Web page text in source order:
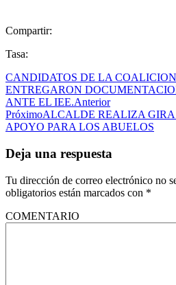
Compartir:
Tasa:
CANDIDATOS DE LA
ENTREGARON
ANTE EL IEE.Anterior
PróximoALCALDE REALIZA GIRA
APOYO PARA LOS ABUELOS
Deja una respuesta
Tu dirección de correo electrónico no
obligatorios están marcados con *
COMENTARIO